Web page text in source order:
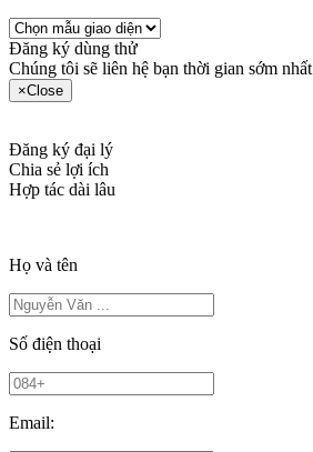
Đăng ký dùng thử
Chúng tôi sẽ liên hệ bạn thời gian sớm nhất
×Close
Đăng ký đại lý
Chia sẻ lợi ích
Hợp tác dài lâu
Họ và tên
Số điện thoại
Email: